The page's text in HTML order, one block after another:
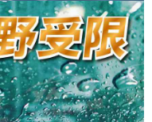
監護人之同意方可使用
之損失，本公司不負相關責
帳號之用戶狀況，依本公司即
之情形，本公司將視審查結果
冊。若發現惡意使用之情形，
用額度並採取法律行動。